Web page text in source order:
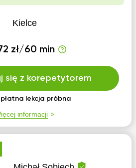
Kielce
zł/60 min
się z korepetytorem
lekcja próbna
informacji